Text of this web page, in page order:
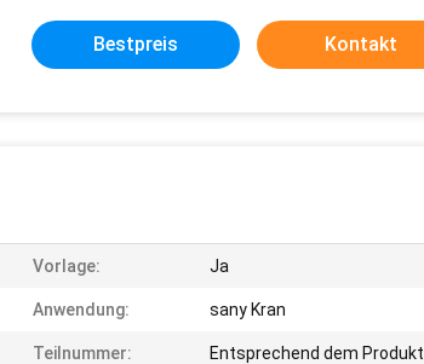
Bestpreis Kontakt
Vorlage: Ja
Anwendung: sany Kran
Teilnummer: Entsprechend dem Produkt